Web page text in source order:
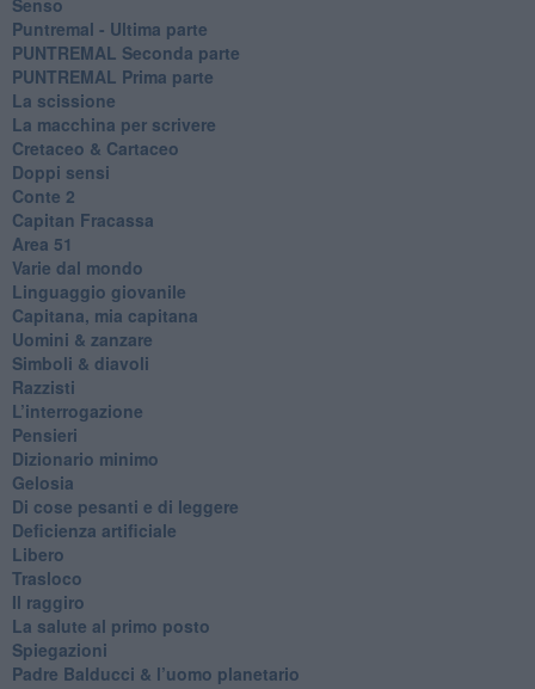
Puntremal - Ultima parte
PUNTREMAL Seconda parte
​PUNTREMAL Prima parte
La scissione
La macchina per scrivere
Cretaceo & Cartaceo
Doppi sensi
​Conte 2
​Capitan Fracassa
​Area 51
Varie dal mondo
​Linguaggio giovanile
​Capitana, mia capitana
Uomini & zanzare
​Simboli & diavoli
Razzisti
​L’interrogazione
Pensieri
​Dizionario minimo
Gelosia
Di cose pesanti e di leggere
​Deficienza artificiale
Libero
Trasloco
Il raggiro
​La salute al primo posto
Spiegazioni
Padre Balducci & l’uomo planetario